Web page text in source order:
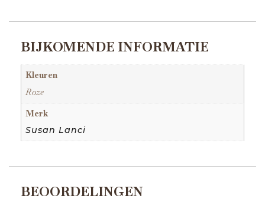
BIJKOMENDE INFORMATIE
Kleuren
Roze
Merk
Susan Lanci
BEOORDELINGEN